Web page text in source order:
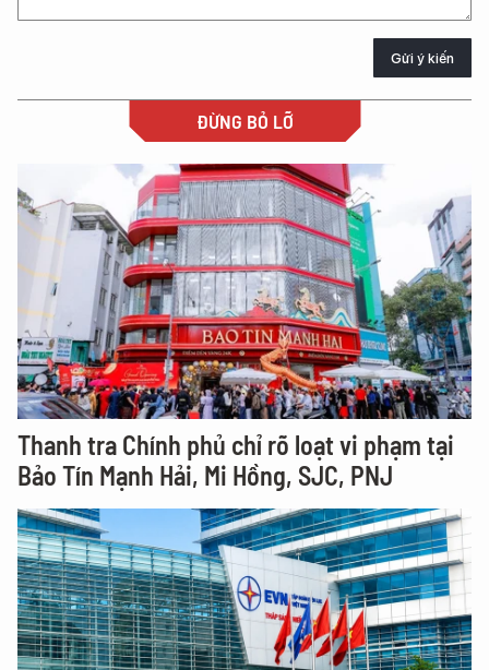
Gửi ý kiến
ĐỪNG BỎ LỠ
Thanh tra Chính phủ chỉ rõ loạt vi phạm tại
Bảo Tín Mạnh Hải, Mi Hồng, SJC, PNJ